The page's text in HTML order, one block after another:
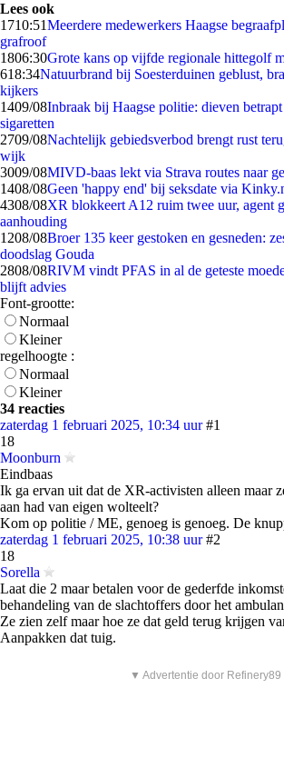
Lees ook
1710:51Meerdere medewerkers Haagse
grafroof
1806:30Grote kans op vijfde regionale hittegolf
618:34Natuurbrand bij Soesterduinen geblust,
kijkers
1409/08Inbraak bij Haagse politie: dieven
sigaretten
2709/08Nachtelijk gebiedsverbod brengt rust
wijk
3009/08MIVD-baas lekt via Strava routes naar
1408/08Geen 'happy end' bij seksdate via
4308/08XR blokkeert A12 ruim twee uur, agent
aanhouding
1208/08Broer 135 keer gestoken en gesneden:
doodslag Gouda
2808/08RIVM vindt PFAS in al de geteste
blijft advies
Font-grootte:
Normaal
Kleiner
regelhoogte :
Normaal
Kleiner
34 reacties
zaterdag 1 februari 2025, 10:34 uur #1
18
Moonburn
Eindbaas
Ik ga ervan uit dat de XR-activisten alleen maar
aan had van eigen wolteelt?
Kom op politie / ME, genoeg is genoeg. De
zaterdag 1 februari 2025, 10:38 uur #2
18
Sorella
Laat die 2 maar betalen voor de gederfde
behandeling van de slachtoffers door het
Ze zien zelf maar hoe ze dat geld terug krijgen
Aanpakken dat tuig.
▼ Advertentie door Refinery89